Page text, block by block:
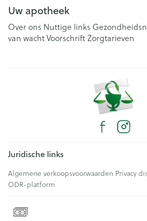
Uw apotheek
Over ons Nuttige links
van wachtVoorschriftZorgtarieven
Juridische links
Algemene verkoopsvoorwaarden Privacy
ODR-platform